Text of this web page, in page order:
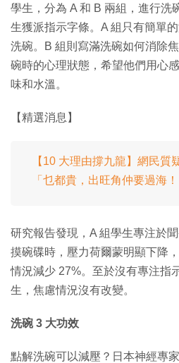
學生，分為 A 和 B 兩組，進行洗
生獲派指示字條。A 組只有簡單
洗碗。B 組則寫滿洗碗如何消除
碗時的心理狀態，希望他們用心
味和水溫。
【精選消息】
【10 大理由撐九龍】網民質
「乜都貴，出旺角仲要過海！
研究報告發現，A 組學生專注於
摸碗碟時，壓力荷爾蒙明顯下降
情況減少 27%。至於沒有專注指
生，焦慮情況沒有改變。
洗碗 3 大功效
點解洗碗可以減壓？日本神經專